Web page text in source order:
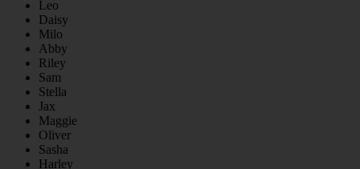
Leo
Daisy
Milo
Abby
Riley
Sam
Stella
Jax
Maggie
Oliver
Sasha
Harley